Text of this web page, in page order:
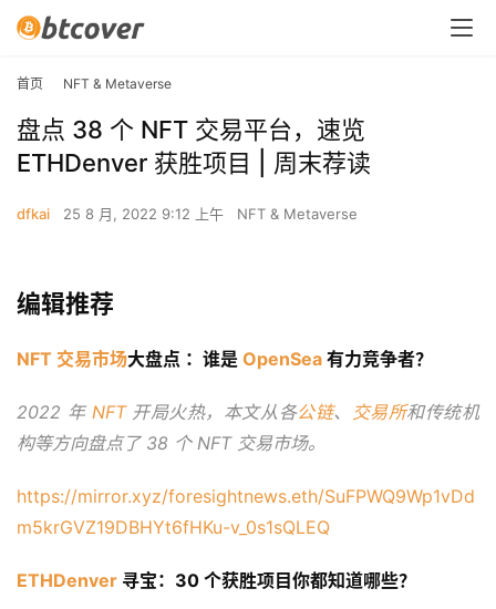
首页 NFT & Metaverse
盘点 38 个 NFT 交易平台，速览
ETHDenver 获胜项目 | 周末荐读
dfkai 25 8 月, 2022 9:12 上午 NFT & Metaverse
编辑推荐
NFT 交易市场大盘点 ：谁是 OpenSea 有力竞争者？
2022 年 NFT 开局火热，本文从各公链、 交易所和传统机
构等方向盘点了 38 个 NFT 交易市场。
https://mirror.xyz/foresightnews.eth/SuFPWQ9Wp1vDd
m5krGVZ19DBHYt6fHKu-v_0s1sQLEQ
ETHDenver 寻宝：30 个获胜项目你都知道哪些？